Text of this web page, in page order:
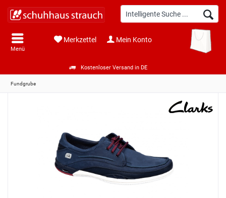
Kostenloser Versand in DE
Menü
Merkzettel Mein Konto
Fundgrube